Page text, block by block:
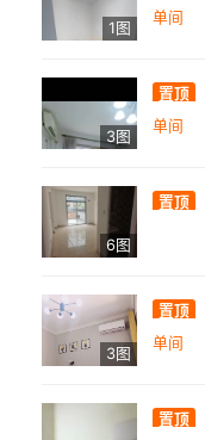
1图
单间
3图
置顶
单间
6图
置顶
3图
置顶
单间
置顶